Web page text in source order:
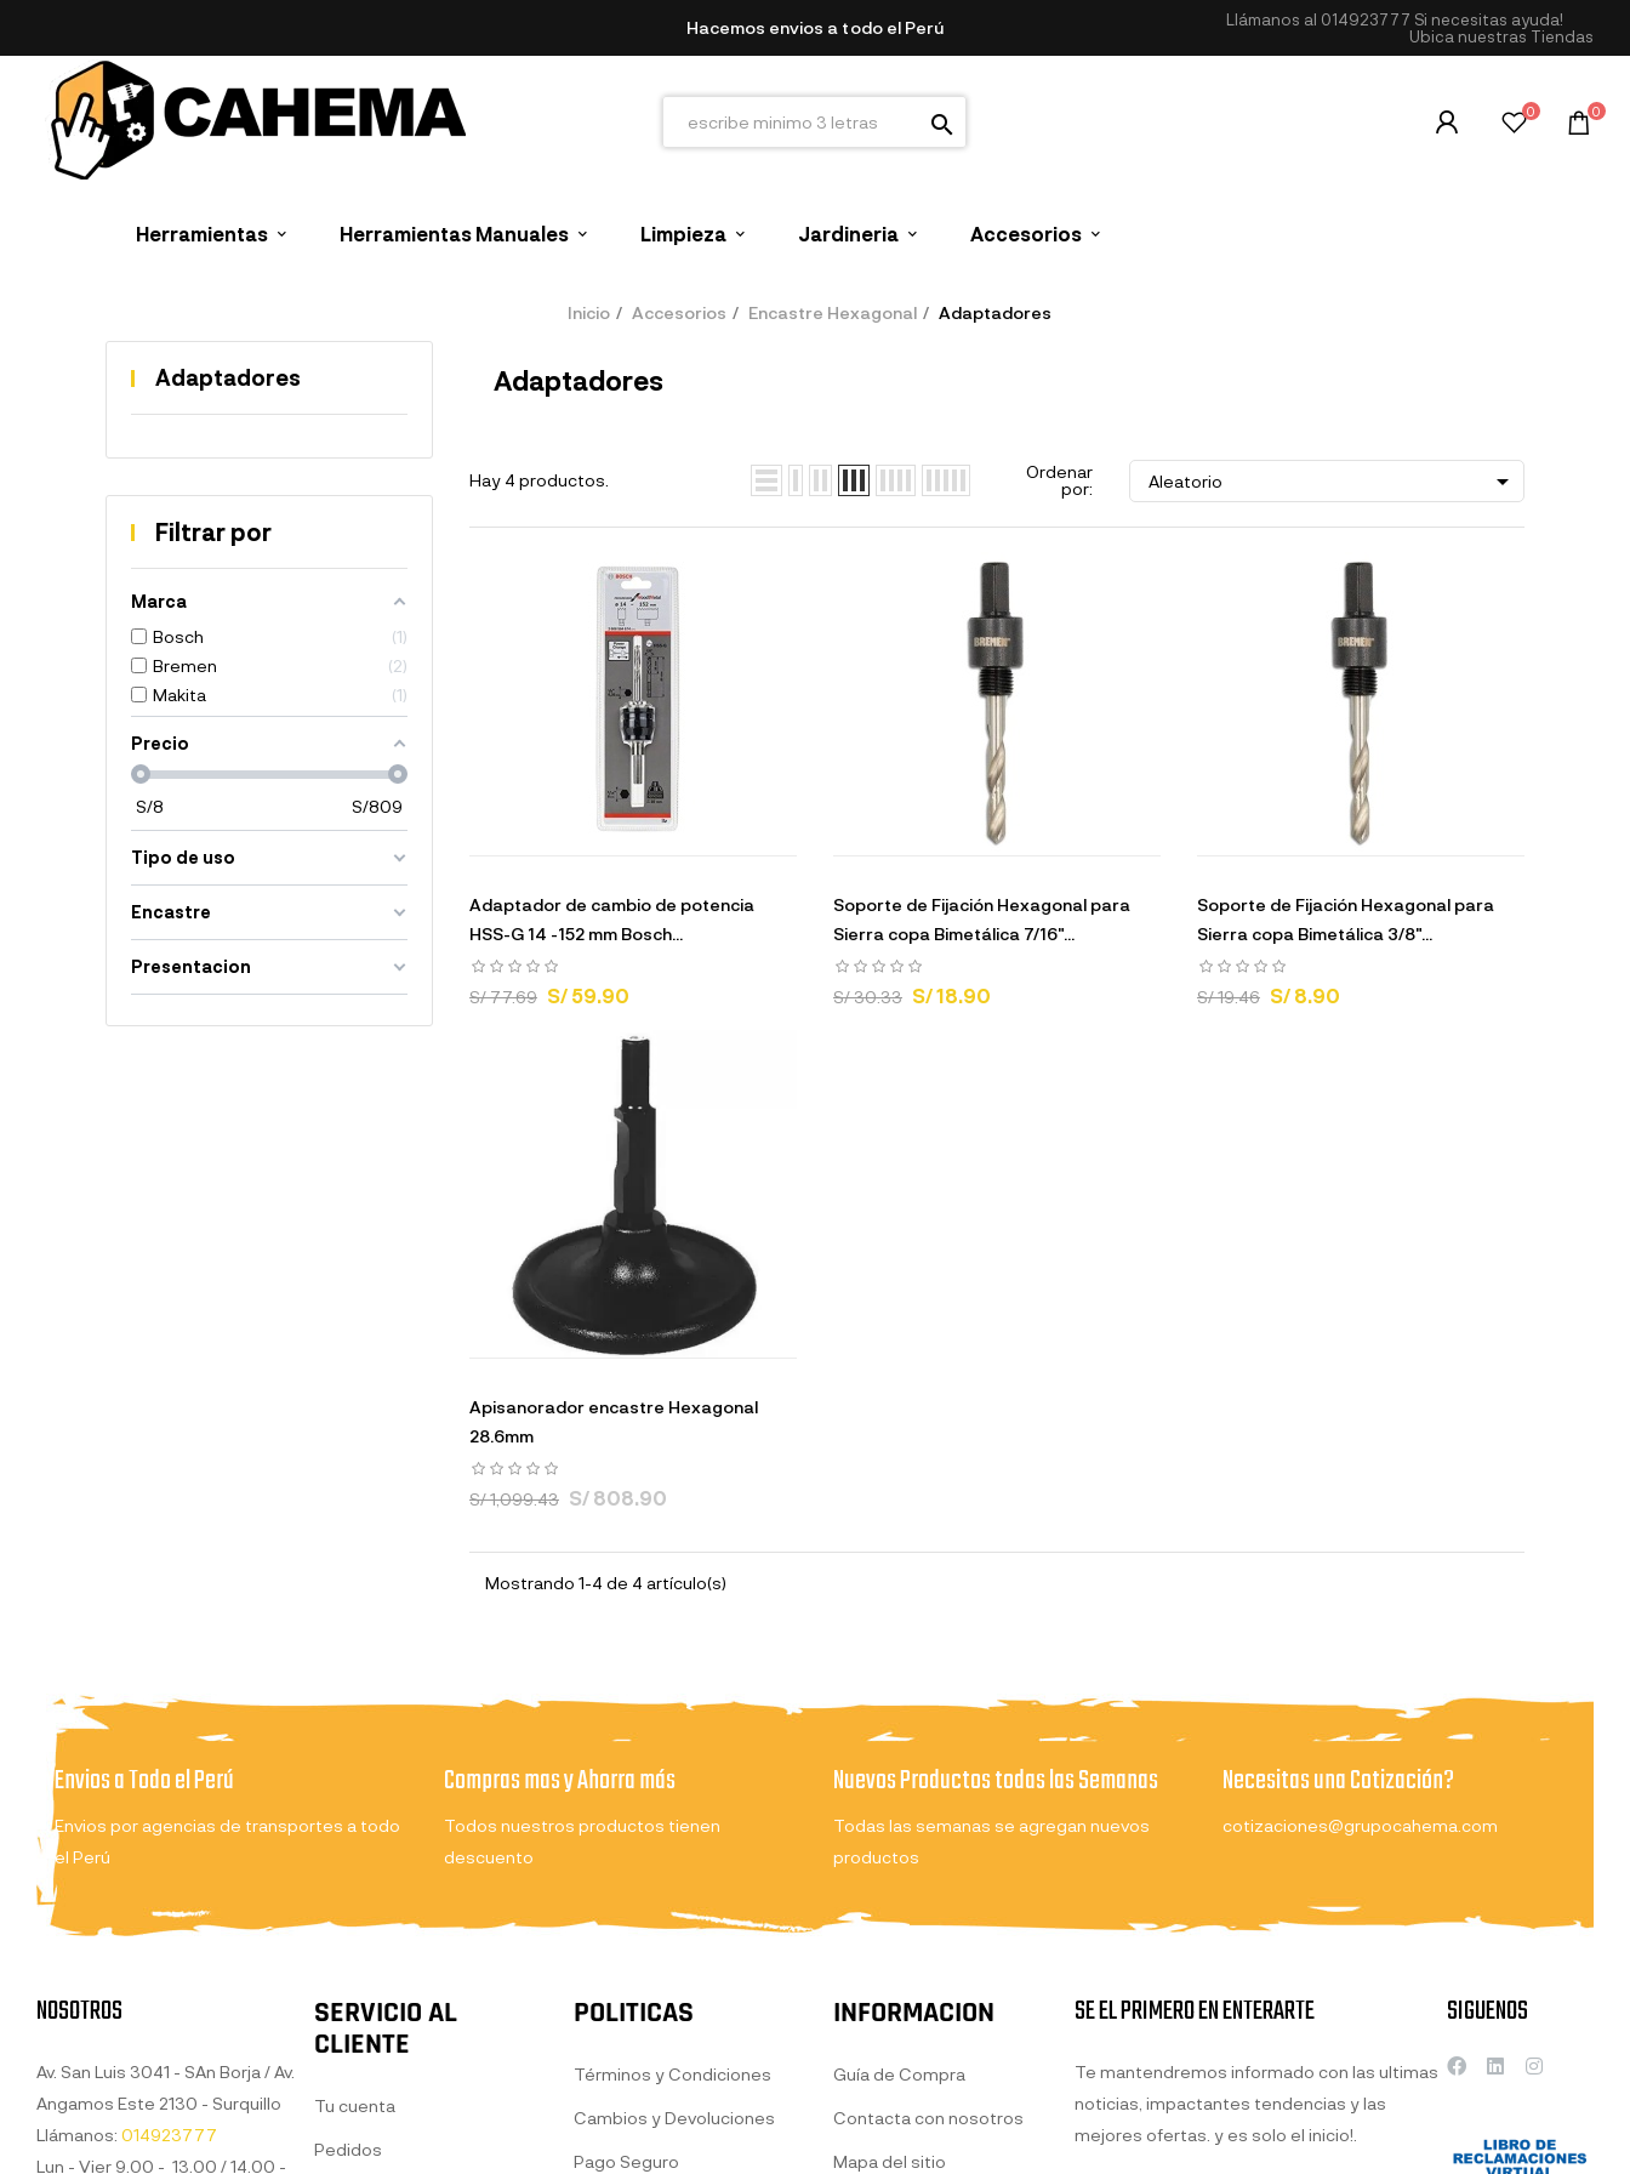
Hacemos envios a todo el Perú Llámanos al 014923777 Si necesitas ayuda!
Ubica nuestras Tiendas
search 0 0
Herramientas Herramientas Manuales Limpieza Jardineria Accesorios
Inicio Accesorios Encastre Hexagonal Adaptadores
Adaptadores
Filtrar por
Marca
Bosch
1
Bremen
2
Makita
1
Precio
S/8 S/809
Tipo de uso
Encastre
Presentacion
Adaptadores
Hay 4 productos.
Ordenar
por:
Aleatorio 
Adaptador de cambio de potencia
HSS-G 14 -152 mm Bosch...
S/ 77.69 S/ 59.90
Soporte de Fijación Hexagonal para
Sierra copa Bimetálica 7/16"...
S/ 30.33 S/ 18.90
Soporte de Fijación Hexagonal para
Sierra copa Bimetálica 3/8"...
S/ 19.46 S/ 8.90
Apisanorador encastre Hexagonal
28.6mm
S/ 1,099.43 S/ 808.90
Mostrando 1-4 de 4 artículo(s)
Envios a Todo el Perú
Envios por agencias de transportes a todo
el Perú
Compras mas y Ahorra más
Todos nuestros productos tienen
descuento
Nuevos Productos todas las Semanas
Todas las semanas se agregan nuevos
productos
Necesitas una Cotización?
cotizaciones@grupocahema.com
NOSOTROS
Av. San Luis 3041 - SAn Borja / Av.
Angamos Este 2130 - Surquillo
Llámanos: 014923777
Lun - Vier 9.00 - 13.00 / 14.00 -
SERVICIO AL
CLIENTE
Tu cuenta
Pedidos
POLITICAS
Términos y Condiciones
Cambios y Devoluciones
Pago Seguro
INFORMACION
Guía de Compra
Contacta con nosotros
Mapa del sitio
SE EL PRIMERO EN ENTERARTE
Te mantendremos informado con las ultimas
noticias, impactantes tendencias y las
mejores ofertas. y es solo el inicio!.
SIGUENOS